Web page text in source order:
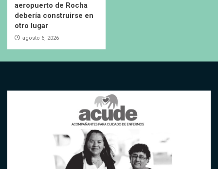
aeropuerto de Rocha
debería construirse en
otro lugar
agosto 6, 2026